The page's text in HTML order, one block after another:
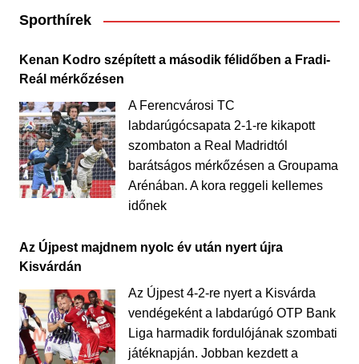
Sporthírek
Kenan Kodro szépített a második félidőben a Fradi-
Reál mérkőzésen
A Ferencvárosi TC
labdarúgócsapata 2-1-re kikapott
szombaton a Real Madridtól
barátságos mérkőzésen a Groupama
Arénában. A kora reggeli kellemes
időnek
Az Újpest majdnem nyolc év után nyert újra
Kisvárdán
Az Újpest 4-2-re nyert a Kisvárda
vendégeként a labdarúgó OTP Bank
Liga harmadik fordulójának szombati
játéknapján. Jobban kezdett a